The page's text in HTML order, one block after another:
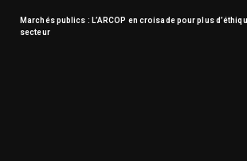
Marchés publics : L’ARCOP en croisade pour plus
secteur